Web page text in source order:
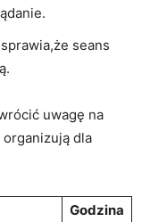
seans
uwagę na
dla
Godzina